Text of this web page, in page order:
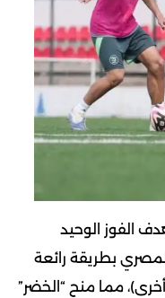
الفوز الوحيد
بطريقة رائعة
تقارير أخرى)، مما منح “الخضر”